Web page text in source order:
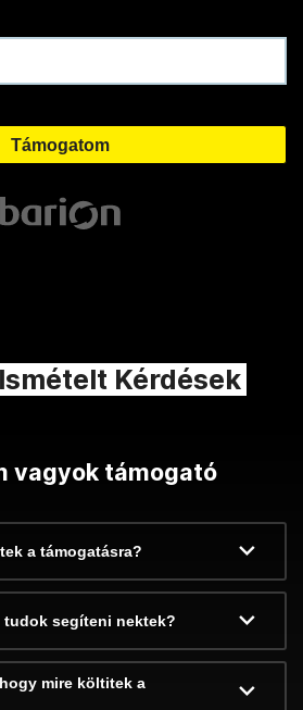
Kérdések
vagyok támogató
a támogatásra?
tudok segíteni nektek?
mire költitek a